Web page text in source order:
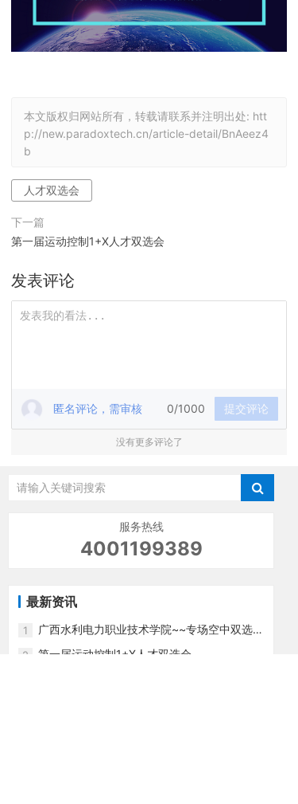
本文版权归网站所有，转载请联系并注明出处: htt
p://new.paradoxtech.cn/article-detail/BnAeez4
b
人才双选会
下一篇
第一届运动控制1+X人才双选会
发表评论
匿名评论，需审核 0/1000 提交评论
没有更多评论了
服务热线
4001199389
最新资讯
1
广西水利电力职业技术学院~~专场空中双选会
邀请函
2 第一届运动控制1+X人才双选会